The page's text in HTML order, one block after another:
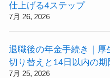
仕上げる4ステップ
7月 26, 2026
退職後の年金手続き｜
切り替えと14日以内の
7月 25, 2026